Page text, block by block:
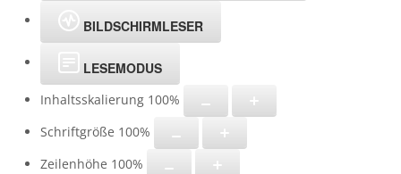
BILDSCHIRMLESER
LESEMODUS
Inhaltsskalierung 100%
Schriftgröße 100%
Zeilenhöhe 100%